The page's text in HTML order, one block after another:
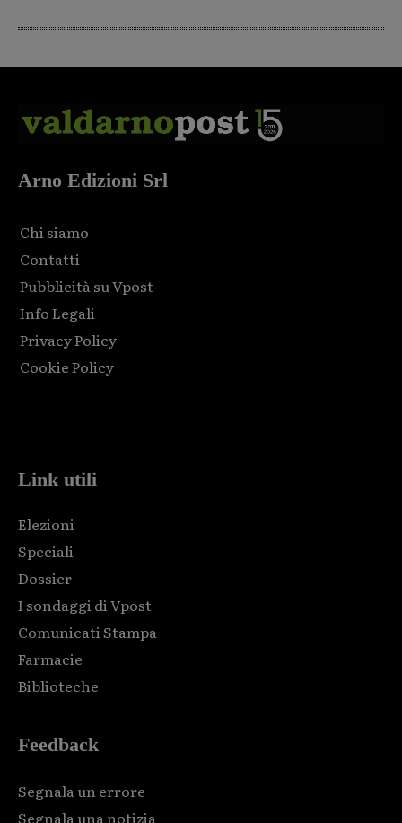
Arno Edizioni Srl
Chi siamo
Contatti
Pubblicità su Vpost
Info Legali
Privacy Policy
Cookie Policy
Link utili
Elezioni
Speciali
Dossier
I sondaggi di Vpost
Comunicati Stampa
Farmacie
Biblioteche
Feedback
Segnala un errore
Segnala una notizia